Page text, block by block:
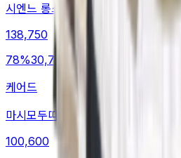
시엔느 롱스커트
138,750
78%30,700
케어드
마시모두띠 롱스커트
100,600